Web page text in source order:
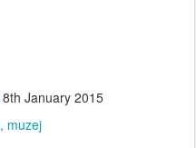
8th January 2015
muzej